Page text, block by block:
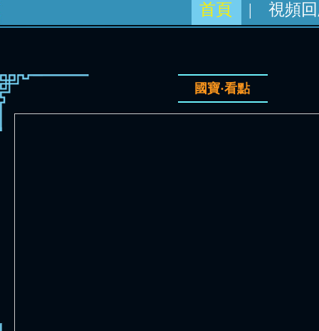
首頁 | 視頻
國寶·看點